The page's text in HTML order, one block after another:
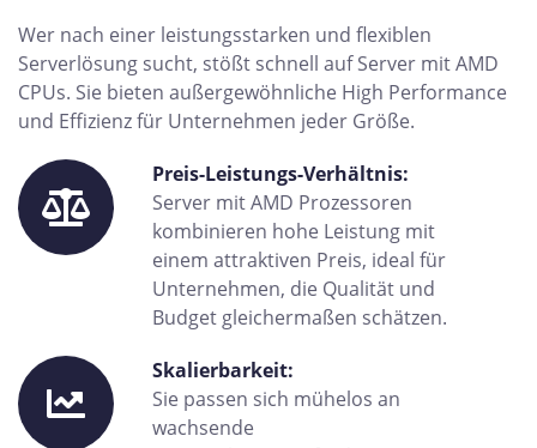
Wer nach einer leistungsstarken und flexiblen
Serverlösung sucht, stößt schnell auf Server mit AMD
CPUs. Sie bieten außergewöhnliche High Performance
und Effizienz für Unternehmen jeder Größe.
Preis-Leistungs-Verhältnis:
Server mit AMD Prozessoren
kombinieren hohe Leistung mit
einem attraktiven Preis, ideal für
Unternehmen, die Qualität und
Budget gleichermaßen schätzen.
Skalierbarkeit:
Sie passen sich mühelos an
wachsende